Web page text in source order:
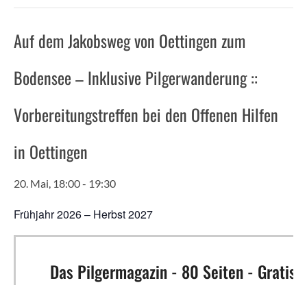
Auf dem Jakobsweg von Oettingen zum
Bodensee – Inklusive Pilgerwanderung ::
Vorbereitungstreffen bei den Offenen Hilfen
in Oettingen
20. Mai, 18:00- 19:30
Frühjahr 2026 – Herbst 2027
Das Pilgermagazin - 80 Seiten - Gratis!